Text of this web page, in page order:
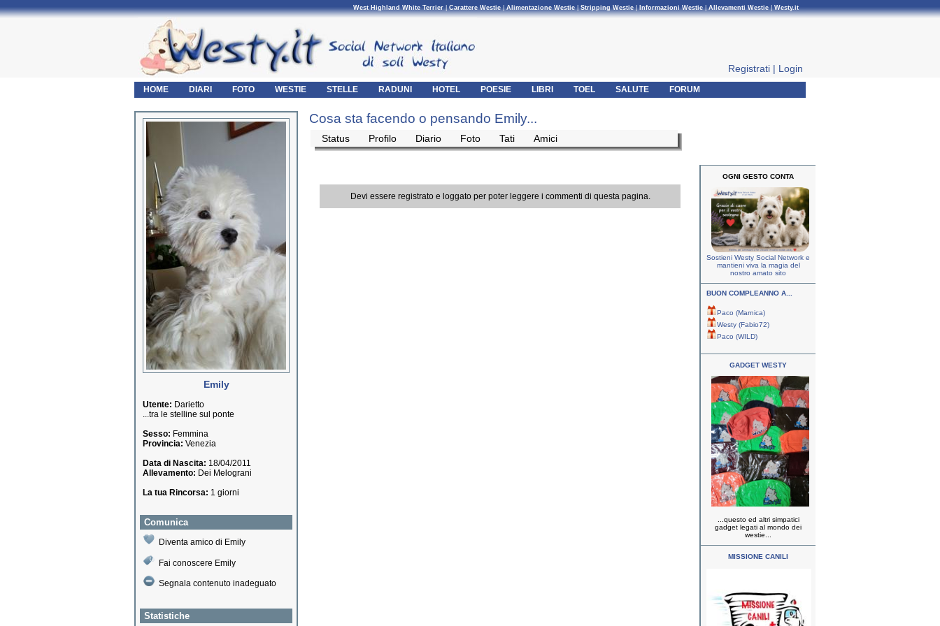
West Highland White Terrier|Carattere Westie|Alimentazione Westie|Stripping Westie| Informazioni Westie|Allevamenti Westie|Westy.it
Registrati | Login
HOME DIARI FOTO WESTIE STELLE RADUNI HOTEL POESIE LIBRI TOEL SALUTE FORUM
Emily
Utente: Darietto
...tra le stelline sul ponte
Sesso: Femmina
Provincia: Venezia
Data di Nascita: 18/04/2011
Allevamento: Dei Melograni
La tua Rincorsa: 1 giorni
Comunica
Diventa amico di Emily
Fai conoscere Emily
Segnala contenuto inadeguato
Statistiche
Cosa sta facendo o pensando Emily...
Status Profilo Diario Foto Tati Amici
Devi essere registrato e loggato per poter leggere i commenti di questa pagina.
OGNI GESTO CONTA
Sostieni Westy Social Network e
mantieni viva la magia del
nostro amato sito
BUON COMPLEANNO A...
Paco (Marnica)
Westy (Fabio72)
Paco (WILD)
GADGET WESTY
...questo ed altri simpatici
gadget legati al mondo dei
westie...
MISSIONE CANILI